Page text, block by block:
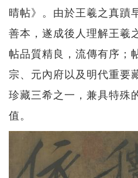
晴帖》。由於王羲之真蹟
善本，遂成後人理解王羲
帖品質精良，流傳有序；
宗、元內府以及明代重要
珍藏三希之一，兼具特殊
值。